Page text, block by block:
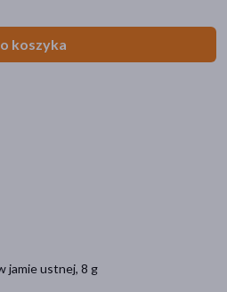
koszyka
jamie ustnej, 8 g